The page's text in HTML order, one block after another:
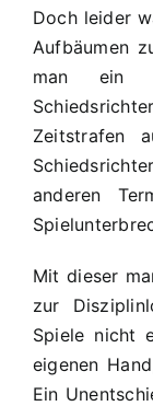
Doch leider
Aufbäumen
man ein
Zeitstrafen
anderen
Mit dieser
zur
Spiele nicht
eigenen
Ein